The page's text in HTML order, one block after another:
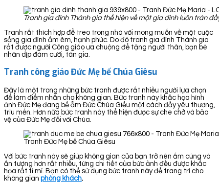
Tranh gia đình Thánh gia thể hiện về một gia đình luôn tràn
Tranh rất thích hợp để treo trong nhà với mong muốn về một cuộc
sống gia đình ấm êm, hạnh phúc. Do đó tranh gia đình Thánh gia
rất được người Công giáo ưa chuộng để tặng người thân, bạn bè
nhân dịp đám cưới, tân gia.
Tranh công giáo Đức Mẹ bế Chúa Giêsu
Đây là một trong những bức tranh được rất nhiều người lựa chọn
để làm điểm nhấn cho không gian. Bức tranh này khắc họa hình
ảnh Đức Mẹ đang bế ẵm Đức Chúa Giếu một cách đầy yêu thương,
trìu mến. Hơn nữa bức tranh này thể hiện được sự che chở và bảo
vệ của Đức Mẹ đối với Chúa.
Tranh Đức Mẹ bế Chúa Giêsu
Với bức tranh này sẽ giúp không gian của bạn trở nên ấm cúng và
ấn tượng hơn rất nhiều, từng chi tiết của bức ảnh đều được khắc
họa rất tỉ mỉ. Bạn có thể sử dụng bức tranh này để trang trí cho
không gian phòng khách.